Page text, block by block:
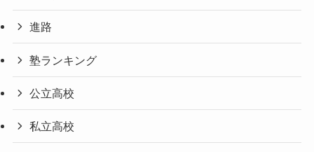
進路
塾ランキング
公立高校
私立高校